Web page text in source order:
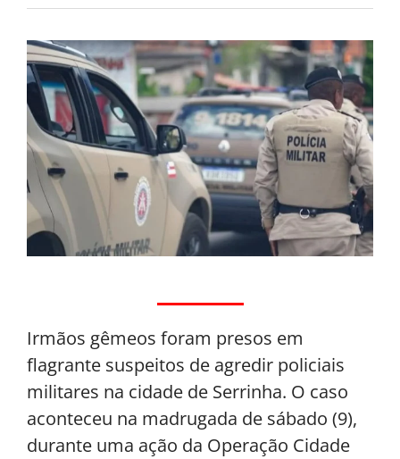
Irmãos gêmeos foram presos em
flagrante suspeitos de agredir policiais
militares na cidade de Serrinha. O caso
aconteceu na madrugada de sábado (9),
durante uma ação da Operação Cidade